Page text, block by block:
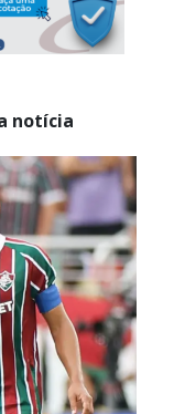
notícia